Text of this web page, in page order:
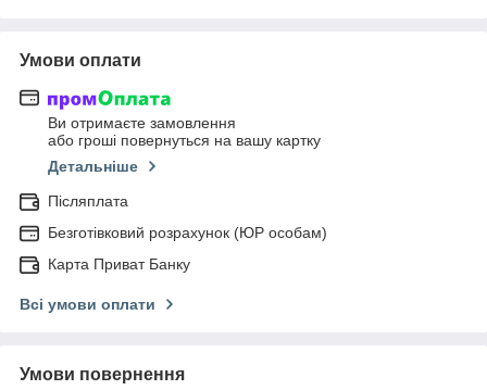
Умови оплати
Ви отримаєте замовлення
або гроші повернуться на вашу картку
Детальніше
Післяплата
Безготівковий розрахунок (ЮР особам)
Карта Приват Банку
Всі умови оплати
Умови повернення